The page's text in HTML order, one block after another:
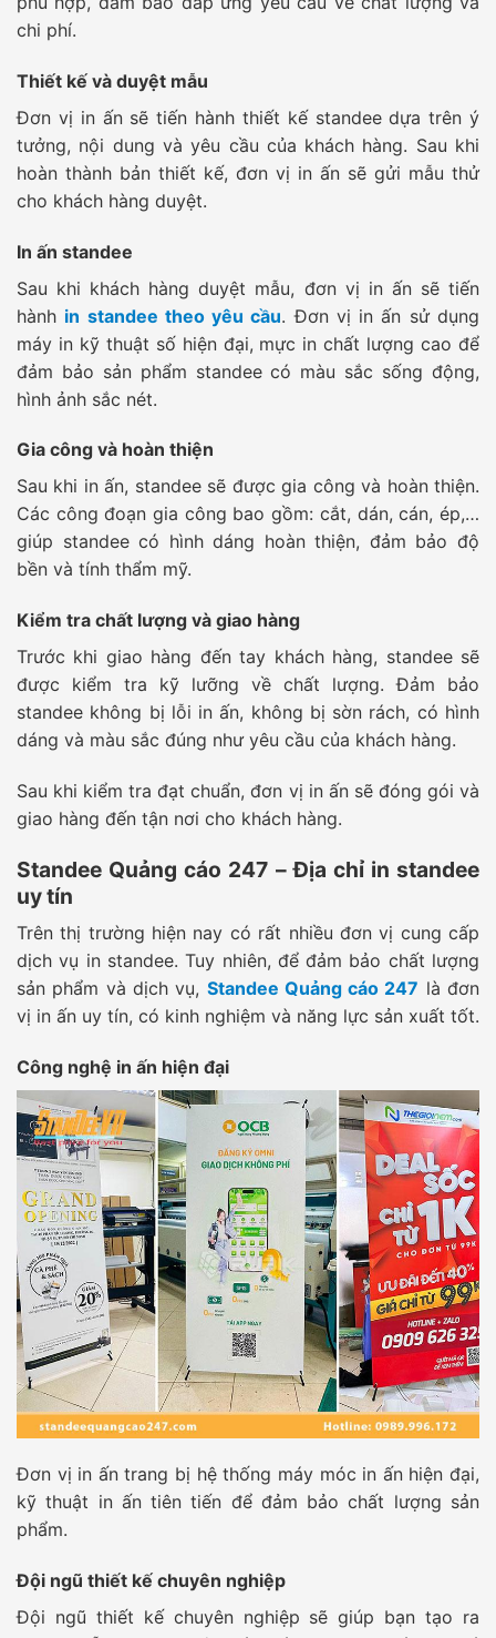
chi phí.
Thiết kế và duyệt mẫu
Đơn vị in ấn sẽ tiến hành thiết kế standee dựa trên ý
tưởng, nội dung và yêu cầu của khách hàng. Sau khi
hoàn thành bản thiết kế, đơn vị in ấn sẽ gửi mẫu thử
cho khách hàng duyệt.
In ấn standee
Sau khi khách hàng duyệt mẫu, đơn vị in ấn sẽ tiến
hành in standee theo yêu cầu. Đơn vị in ấn sử dụng
máy in kỹ thuật số hiện đại, mực in chất lượng cao để
đảm bảo sản phẩm standee có màu sắc sống động,
hình ảnh sắc nét.
Gia công và hoàn thiện
Sau khi in ấn, standee sẽ được gia công và hoàn thiện.
Các công đoạn gia công bao gồm: cắt, dán, cán, ép,…
giúp standee có hình dáng hoàn thiện, đảm bảo độ
bền và tính thẩm mỹ.
Kiểm tra chất lượng và giao hàng
Trước khi giao hàng đến tay khách hàng, standee sẽ
được kiểm tra kỹ lưỡng về chất lượng. Đảm bảo
standee không bị lỗi in ấn, không bị sờn rách, có hình
dáng và màu sắc đúng như yêu cầu của khách hàng.
Sau khi kiểm tra đạt chuẩn, đơn vị in ấn sẽ đóng gói và
giao hàng đến tận nơi cho khách hàng.
Standee Quảng cáo 247 – Địa chỉ in standee
uy tín
Trên thị trường hiện nay có rất nhiều đơn vị cung cấp
dịch vụ in standee. Tuy nhiên, để đảm bảo chất lượng
sản phẩm và dịch vụ, Standee Quảng cáo 247 là đơn
vị in ấn uy tín, có kinh nghiệm và năng lực sản xuất tốt.
Công nghệ in ấn hiện đại
Đơn vị in ấn trang bị hệ thống máy móc in ấn hiện đại,
kỹ thuật in ấn tiên tiến để đảm bảo chất lượng sản
phẩm.
Đội ngũ thiết kế chuyên nghiệp
Đội ngũ thiết kế chuyên nghiệp sẽ giúp bạn tạo ra